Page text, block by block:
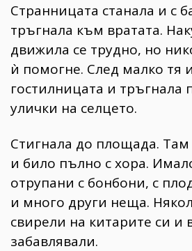
Странницата станала и с
тръгнала към вратата.
движила се трудно, но
ѝ помогне. След малко тя
гостилницата и тръгнала
улички на селцето.
Стигнала до площада.
и било пълно с хора.
отрупани с бонбони, с
и много други неща.
свирели на китарите си и
забавлявали.